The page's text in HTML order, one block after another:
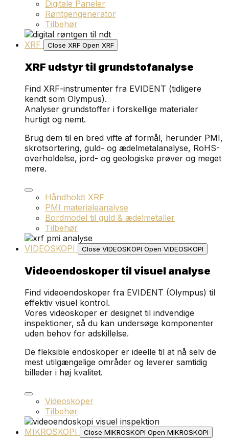
Digitale Paneler
Røntgengenerator
Tilbehør
XRF
Close XRF Open XRF
XRF udstyr til grundstofanalyse
Find XRF-instrumenter fra EVIDENT (tidligere
kendt som Olympus).
Analyser grundstoffer i forskellige materialer
hurtigt og nemt.
Brug dem til en bred vifte af formål, herunder PMI,
skrotsortering, guld- og ædelmetalanalyse, RoHS-
overholdelse, jord- og geologiske prøver og meget
mere.
Håndholdt XRF
PMI materialeanalyse
Bordmodel til guld & ædelmetaller
Tilbehør
VIDEOSKOPI
Close VIDEOSKOPI Open VIDEOSKOPI
Videoendoskoper til visuel analyse
Find videoendoskoper fra EVIDENT (Olympus) til
effektiv visuel kontrol.
Vores videoskoper er designet til indvendige
inspektioner, så du kan undersøge komponenter
uden behov for adskillelse.
De fleksible endoskoper er ideelle til at nå selv de
mest utilgængelige områder og leverer samtidig
billeder i høj kvalitet.
Videoskoper
Tilbehør
MIKROSKOPI
Close MIKROSKOPI Open MIKROSKOPI